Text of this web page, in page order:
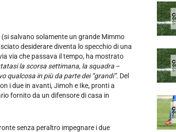
salvano solamente un grande Mimmo
desiderare diventa lo specchio di una
via che passava il tempo, ha mostrato
la scorsa settimana, la squadra –
qualcosa in più da parte dei “grandi”. Del
i due in avanti, Jimoh e Ike, pronti a
fornito da un difensore di casa in
senza peraltro impegnare i due